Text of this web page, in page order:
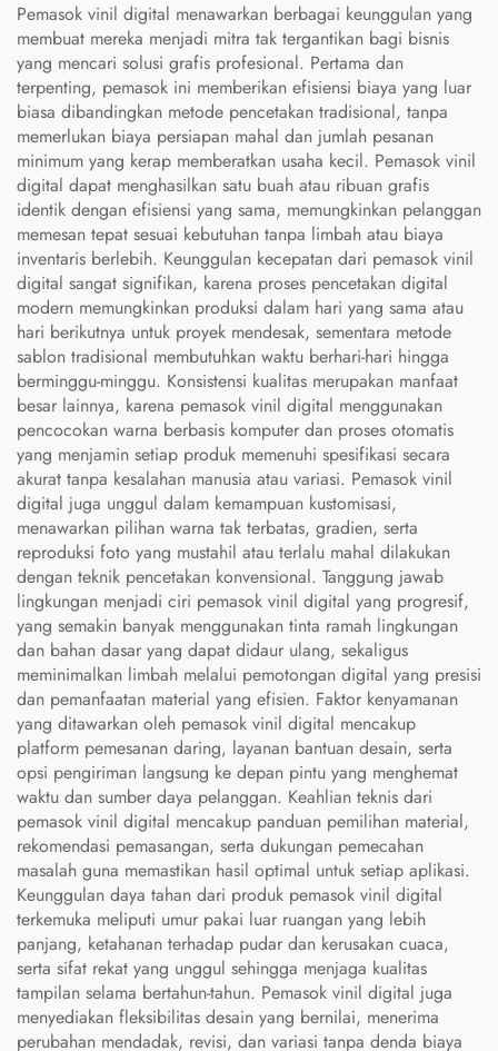
Pemasok vinil digital menawarkan berbagai keunggulan yang
membuat mereka menjadi mitra tak tergantikan bagi bisnis
yang mencari solusi grafis profesional. Pertama dan
terpenting, pemasok ini memberikan efisiensi biaya yang luar
biasa dibandingkan metode pencetakan tradisional, tanpa
memerlukan biaya persiapan mahal dan jumlah pesanan
minimum yang kerap memberatkan usaha kecil. Pemasok vinil
digital dapat menghasilkan satu buah atau ribuan grafis
identik dengan efisiensi yang sama, memungkinkan pelanggan
memesan tepat sesuai kebutuhan tanpa limbah atau biaya
inventaris berlebih. Keunggulan kecepatan dari pemasok vinil
digital sangat signifikan, karena proses pencetakan digital
modern memungkinkan produksi dalam hari yang sama atau
hari berikutnya untuk proyek mendesak, sementara metode
sablon tradisional membutuhkan waktu berhari-hari hingga
berminggu-minggu. Konsistensi kualitas merupakan manfaat
besar lainnya, karena pemasok vinil digital menggunakan
pencocokan warna berbasis komputer dan proses otomatis
yang menjamin setiap produk memenuhi spesifikasi secara
akurat tanpa kesalahan manusia atau variasi. Pemasok vinil
digital juga unggul dalam kemampuan kustomisasi,
menawarkan pilihan warna tak terbatas, gradien, serta
reproduksi foto yang mustahil atau terlalu mahal dilakukan
dengan teknik pencetakan konvensional. Tanggung jawab
lingkungan menjadi ciri pemasok vinil digital yang progresif,
yang semakin banyak menggunakan tinta ramah lingkungan
dan bahan dasar yang dapat didaur ulang, sekaligus
meminimalkan limbah melalui pemotongan digital yang presisi
dan pemanfaatan material yang efisien. Faktor kenyamanan
yang ditawarkan oleh pemasok vinil digital mencakup
platform pemesanan daring, layanan bantuan desain, serta
opsi pengiriman langsung ke depan pintu yang menghemat
waktu dan sumber daya pelanggan. Keahlian teknis dari
pemasok vinil digital mencakup panduan pemilihan material,
rekomendasi pemasangan, serta dukungan pemecahan
masalah guna memastikan hasil optimal untuk setiap aplikasi.
Keunggulan daya tahan dari produk pemasok vinil digital
terkemuka meliputi umur pakai luar ruangan yang lebih
panjang, ketahanan terhadap pudar dan kerusakan cuaca,
serta sifat rekat yang unggul sehingga menjaga kualitas
tampilan selama bertahun-tahun. Pemasok vinil digital juga
menyediakan fleksibilitas desain yang bernilai, menerima
perubahan mendadak, revisi, dan variasi tanpa denda biaya